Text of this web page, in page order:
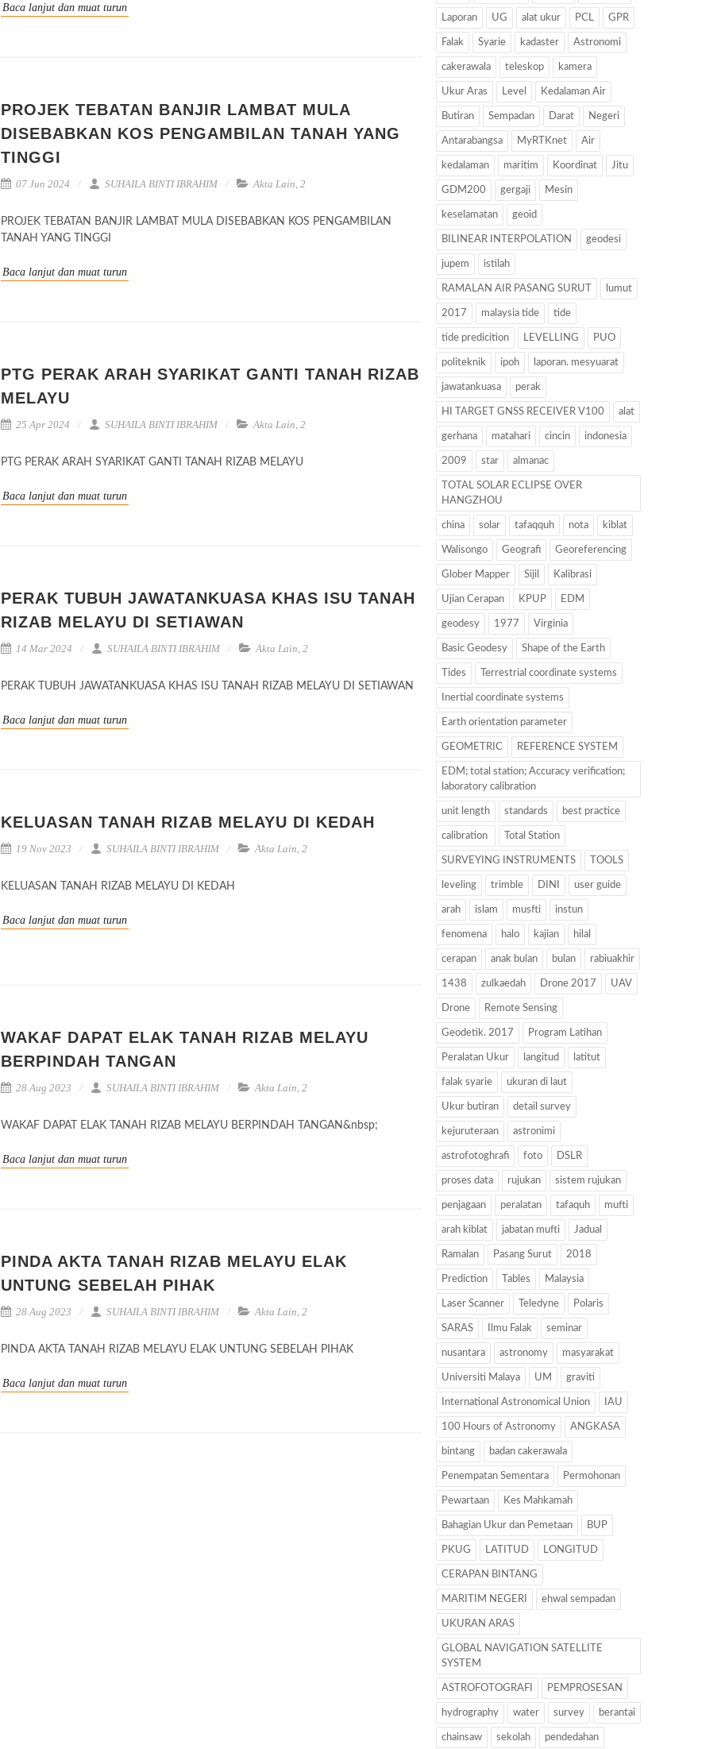
Baca lanjut dan muat turun
PROJEK TEBATAN BANJIR LAMBAT MULA
DISEBABKAN KOS PENGAMBILAN TANAH YANG
TINGGI
07 Jun 2024 SUHAILA BINTI IBRAHIM Akta Lain 2
PROJEK TEBATAN BANJIR LAMBAT MULA DISEBABKAN KOS PENGAMBILAN
TANAH YANG TINGGI
Baca lanjut dan muat turun
PTG PERAK ARAH SYARIKAT GANTI TANAH RIZAB
MELAYU
25 Apr 2024 SUHAILA BINTI IBRAHIM Akta Lain 2
PTG PERAK ARAH SYARIKAT GANTI TANAH RIZAB MELAYU
Baca lanjut dan muat turun
PERAK TUBUH JAWATANKUASA KHAS ISU TANAH
RIZAB MELAYU DI SETIAWAN
14 Mar 2024 SUHAILA BINTI IBRAHIM Akta Lain 2
PERAK TUBUH JAWATANKUASA KHAS ISU TANAH RIZAB MELAYU DI SETIAWAN
Baca lanjut dan muat turun
KELUASAN TANAH RIZAB MELAYU DI KEDAH
19 Nov 2023 SUHAILA BINTI IBRAHIM Akta Lain 2
KELUASAN TANAH RIZAB MELAYU DI KEDAH
Baca lanjut dan muat turun
WAKAF DAPAT ELAK TANAH RIZAB MELAYU
BERPINDAH TANGAN
28 Aug 2023 SUHAILA BINTI IBRAHIM Akta Lain 2
WAKAF DAPAT ELAK TANAH RIZAB MELAYU BERPINDAH TANGAN&nbsp;
Baca lanjut dan muat turun
PINDA AKTA TANAH RIZAB MELAYU ELAK
UNTUNG SEBELAH PIHAK
28 Aug 2023 SUHAILA BINTI IBRAHIM Akta Lain 2
PINDA AKTA TANAH RIZAB MELAYU ELAK UNTUNG SEBELAH PIHAK
Baca lanjut dan muat turun
Laporan UG alat ukur PCL GPR
Falak Syarie kadaster Astronomi
cakerawala teleskop kamera
Ukur Aras Level Kedalaman Air
Butiran Sempadan Darat Negeri
Antarabangsa MyRTKnet Air
kedalaman maritim Koordinat Jitu
GDM200 gergaji Mesin
keselamatan geoid
BILINEAR INTERPOLATION geodesi
jupem istilah
RAMALAN AIR PASANG SURUT lumut
2017 malaysia tide tide
tide predicition LEVELLING PUO
politeknik ipoh laporan. mesyuarat
jawatankuasa perak
HI TARGET GNSS RECEIVER V100 alat
gerhana matahari cincin indonesia
2009 star almanac
TOTAL SOLAR ECLIPSE OVER
HANGZHOU
china solar tafaqquh nota kiblat
Walisongo Geografi Georeferencing
Glober Mapper Sijil Kalibrasi
Ujian Cerapan KPUP EDM
geodesy 1977 Virginia
Basic Geodesy Shape of the Earth
Tides Terrestrial coordinate systems
Inertial coordinate systems
Earth orientation parameter
GEOMETRIC REFERENCE SYSTEM
EDM; total station; Accuracy verification;
laboratory calibration
unit length standards best practice
calibration Total Station
SURVEYING INSTRUMENTS TOOLS
leveling trimble DINI user guide
arah islam musfti instun
fenomena halo kajian hilal
cerapan anak bulan bulan rabiuakhir
1438 zulkaedah Drone 2017 UAV
Drone Remote Sensing
Geodetik. 2017 Program Latihan
Peralatan Ukur langitud latitut
falak syarie ukuran di laut
Ukur butiran detail survey
kejuruteraan astronimi
astrofotoghrafi foto DSLR
proses data rujukan sistem rujukan
penjagaan peralatan tafaquh mufti
arah kiblat jabatan mufti Jadual
Ramalan Pasang Surut 2018
Prediction Tables Malaysia
Laser Scanner Teledyne Polaris
SARAS Ilmu Falak seminar
nusantara astronomy masyarakat
Universiti Malaya UM graviti
International Astronomical Union IAU
100 Hours of Astronomy ANGKASA
bintang badan cakerawala
Penempatan Sementara Permohonan
Pewartaan Kes Mahkamah
Bahagian Ukur dan Pemetaan BUP
PKUG LATITUD LONGITUD
CERAPAN BINTANG
MARITIM NEGERI ehwal sempadan
UKURAN ARAS
GLOBAL NAVIGATION SATELLITE
SYSTEM
ASTROFOTOGRAFI PEMPROSESAN
hydrography water survey berantai
chainsaw sekolah pendedahan